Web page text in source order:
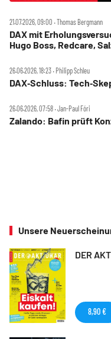
21.07.2026, 09:00 ‧ Thomas Bergmann
DAX mit
Hugo Boss, Redcare,
26.06.2026, 18:23 ‧ Philipp Schleu
DAX‑Schluss:
26.06.2026, 07:58 ‧ Jan-Paul Fóri
Zalando: Bafin prüft
Unsere
DER
8,90 €